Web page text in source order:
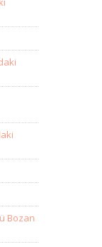
Bozan